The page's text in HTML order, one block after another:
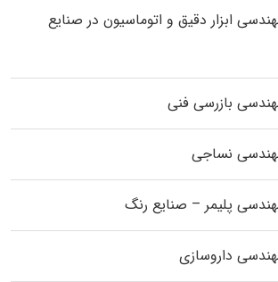
ابزار دقیق و اتوماسیون در صنایع
بازرسی فنی
نساجی
پلیمر – صنایع رنگ
داروسازی